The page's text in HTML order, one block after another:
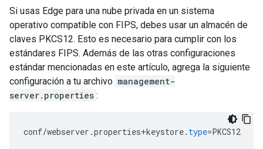
Si usas Edge para una nube privada en un sistema
operativo compatible con FIPS, debes usar un almacén de
claves PKCS12. Esto es necesario para cumplir con los
estándares FIPS. Además de las otras configuraciones
estándar mencionadas en este artículo, agrega la siguiente
configuración a tu archivo management-
server.properties :
conf/webserver .properties+keystore. type=PKCS12